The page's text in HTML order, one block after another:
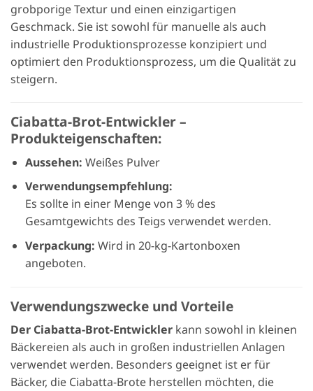
grobporige Textur und einen einzigartigen
Geschmack. Sie ist sowohl für manuelle als auch
industrielle Produktionsprozesse konzipiert und
optimiert den Produktionsprozess, um die Qualität zu
steigern.
Ciabatta-Brot-Entwickler –
Produkteigenschaften:
Aussehen: Weißes Pulver
Verwendungsempfehlung:
Es sollte in einer Menge von 3 % des
Gesamtgewichts des Teigs verwendet werden.
Verpackung: Wird in 20-kg-Kartonboxen
angeboten.
Verwendungszwecke und Vorteile
Der Ciabatta-Brot-Entwickler kann sowohl in kleinen
Bäckereien als auch in großen industriellen Anlagen
verwendet werden. Besonders geeignet ist er für
Bäcker, die Ciabatta-Brote herstellen möchten, die